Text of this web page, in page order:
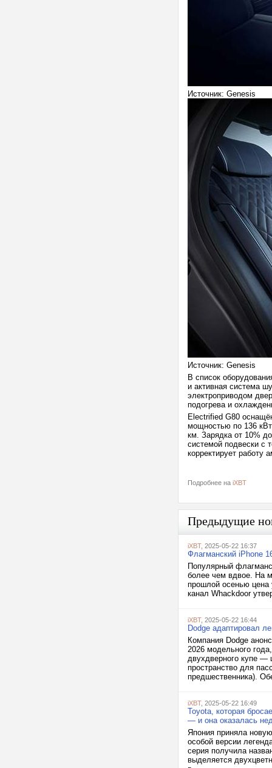
Источник: Genesis
Источник: Genesis
В список
и активная система
электроприводом
подогрева и
Electrified G80
мощностью по 136
км. Зарядка от 10%
системой подвески с
корректирует работу
Подробнее на iXBT
Предыдущие
iXBT, 2025-05-22 16:37
Флагманский iPhone
Популярный
более чем вдвое. На
прошлой осенью цена
канал Whackdoor
iXBT, 2025-05-22 16:44
Dodge адаптировал
Компания Dodge
2026 модельного
двухдверного купе —
пространство для
предшественника).
iXBT, 2025-05-22 16:49
Toyota, которая
— и она оказалась
Япония приняла
особой версии
серия получила
выделяется